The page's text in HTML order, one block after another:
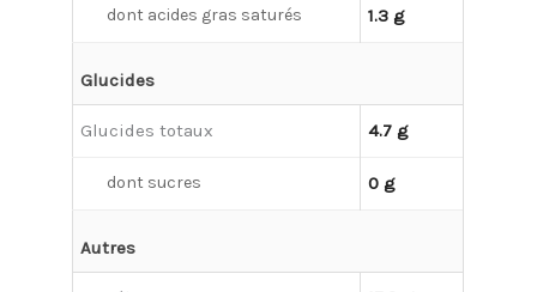
dont acides gras saturés 1.3 g
Glucides
Glucides totaux 4.7 g
dont sucres 0 g
Autres